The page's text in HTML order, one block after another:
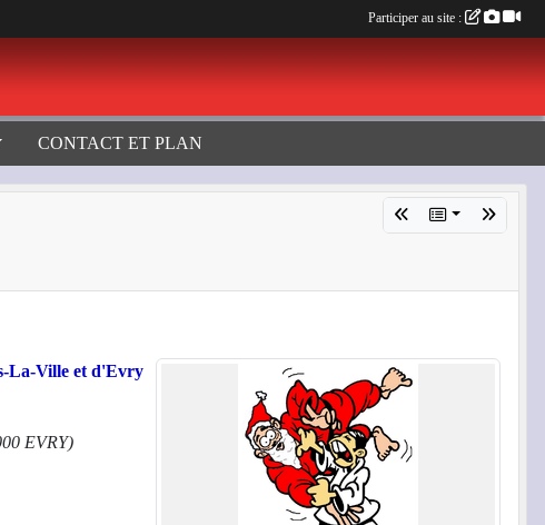
CONTACT ET PLAN
La-Ville et d'Evry
EVRY)
Participer au site :